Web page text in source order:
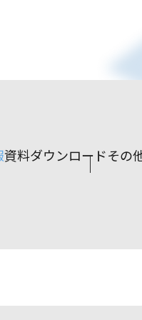
資料ダウンロードその